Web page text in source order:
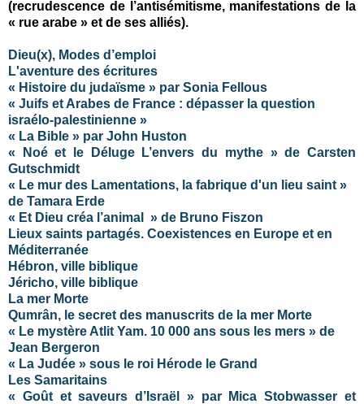
(recrudescence de l’antisémitisme, manifestations de la
« rue arabe » et de ses alliés).
Dieu(x), Modes d’emploi
L'aventure des écritures
« Histoire du judaïsme » par Sonia Fellous
« Juifs et Arabes de France : dépasser la question
israélo-palestinienne »
« La Bible » par John Huston
« Noé et le Déluge L’envers du mythe » de Carsten
Gutschmidt
« Le mur des Lamentations, la fabrique d'un lieu saint »
de Tamara Erde
« Et Dieu créa l’animal » de Bruno Fiszon
Lieux saints partagés. Coexistences en Europe et en
Méditerranée
Hébron, ville biblique
Jéricho, ville biblique
La mer Morte
Qumrân, le secret des manuscrits de la mer Morte
« Le mystère Atlit Yam. 10 000 ans sous les mers » de
Jean Bergeron
« La Judée » sous le roi Hérode le Grand
Les Samaritains
« Goût et saveurs d’Israël » par Mica Stobwasser et